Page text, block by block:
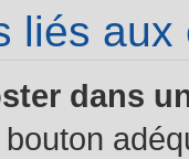
liés
dans